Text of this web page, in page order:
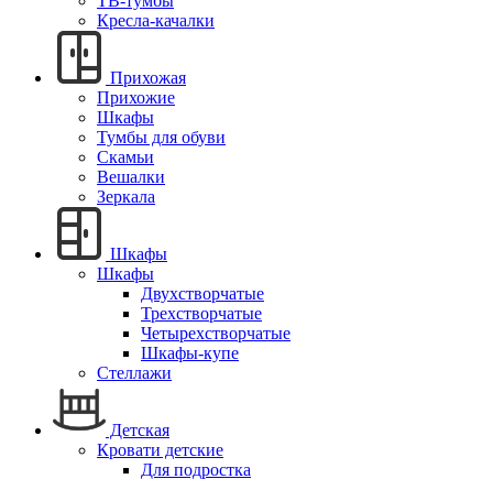
Кресла-качалки
Прихожая
Прихожие
Шкафы
Тумбы для обуви
Скамьи
Вешалки
Зеркала
Шкафы
Шкафы
Двухстворчатые
Трехстворчатые
Четырехстворчатые
Шкафы-купе
Стеллажи
Детская
Кровати детские
Для подростка